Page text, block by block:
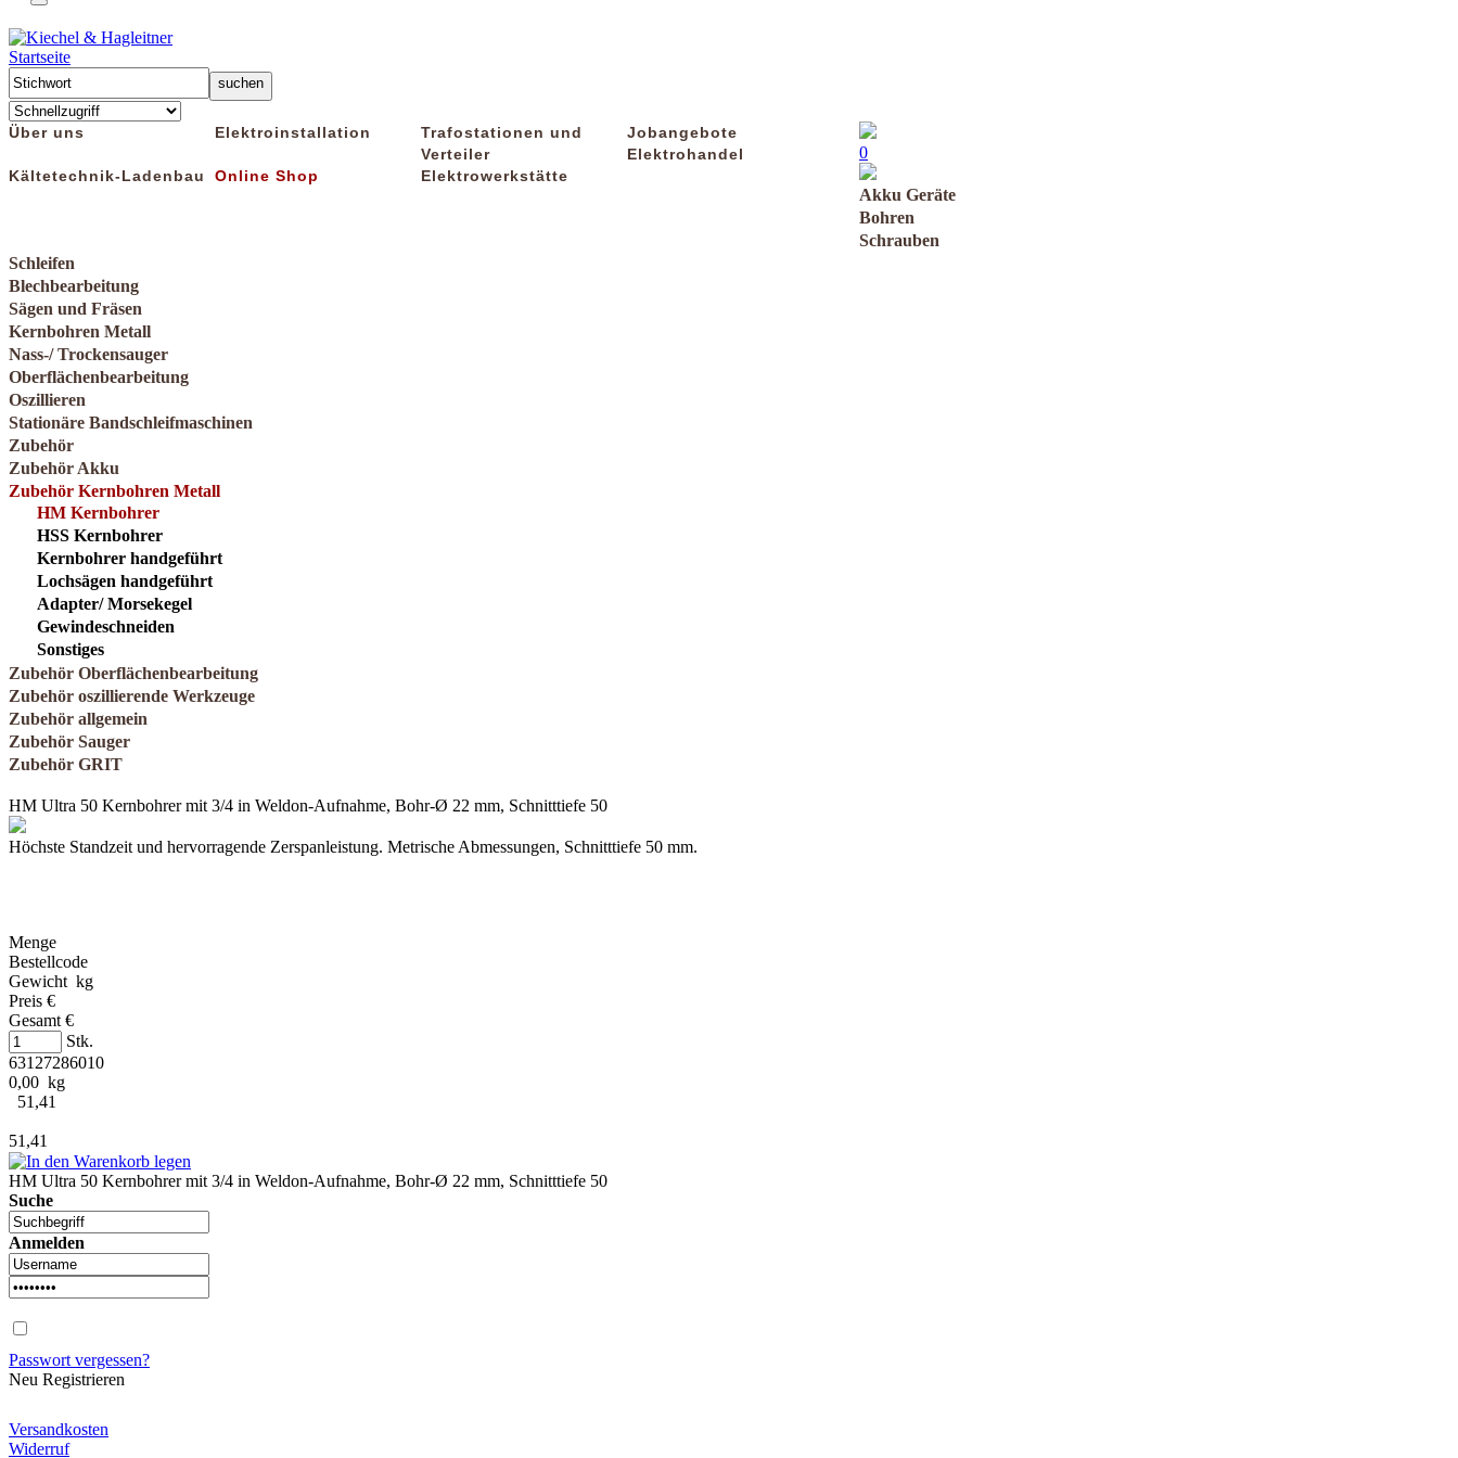
Startseite
Über uns Elektroinstallation
Trafostationen und
Verteiler
Jobangebote
Elektrohandel
Kältetechnik-Ladenbau
Online Shop Elektrowerkstätte
0
Akku Geräte
Bohren
Schrauben
Schleifen
Blechbearbeitung
Sägen und Fräsen
Kernbohren Metall
Nass-/ Trockensauger
Oberflächenbearbeitung
Oszillieren
Stationäre Bandschleifmaschinen
Zubehör
Zubehör Akku
Zubehör Kernbohren Metall
HM Kernbohrer
HSS Kernbohrer
Kernbohrer handgeführt
Lochsägen handgeführt
Adapter/ Morsekegel
Gewindeschneiden
Sonstiges
Zubehör Oberflächenbearbeitung
Zubehör oszillierende Werkzeuge
Zubehör allgemein
Zubehör Sauger
Zubehör GRIT
HM Ultra 50 Kernbohrer mit 3/4 in Weldon-Aufnahme, Bohr-Ø 22 mm, Schnitttiefe 50
Höchste Standzeit und hervorragende Zerspanleistung. Metrische Abmessungen, Schnitttiefe 50 mm.
Menge
Bestellcode
Gewicht kg
Preis €
Gesamt €
Stk.
63127286010
0,00 kg
51,41
51,41
HM Ultra 50 Kernbohrer mit 3/4 in Weldon-Aufnahme, Bohr-Ø 22 mm, Schnitttiefe 50
Suche
Anmelden
Passwort vergessen?
Neu Registrieren
Versandkosten
Widerruf